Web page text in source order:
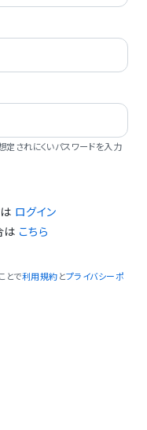
されにくいパスワードを入力
ログイン
は こちら
とで利用規約 とプライバシーポ